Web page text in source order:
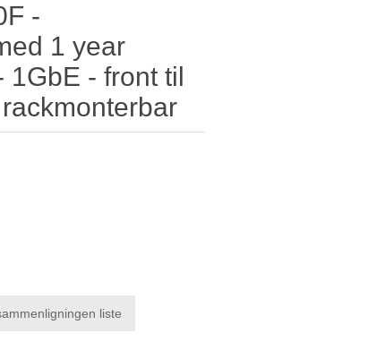
-
1 year
1GbE - front til
liste